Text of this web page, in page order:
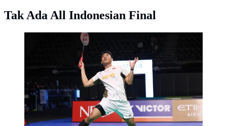
Tak Ada All Indonesian Final
Moh Zaki Ubaidillah gagal menciptakan All Indonesian
Final di Australian Open 2026 setelah kalah pada babak
semifinal. (Dok. PBSI)